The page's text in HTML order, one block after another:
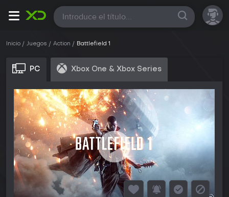
Todas
Inicio Juegos Action Battlefield 1
PC Xbox One & Xbox Series